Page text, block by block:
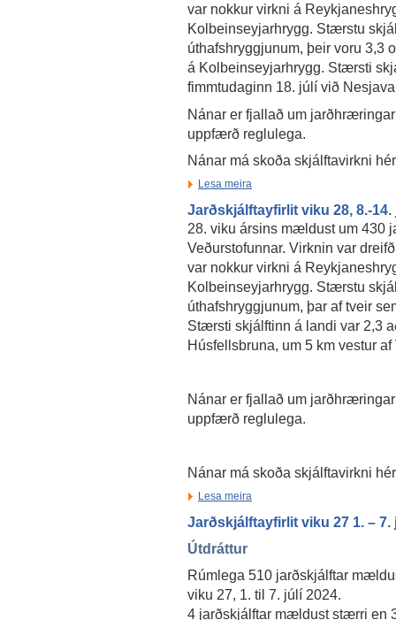
var nokkur virkni á
Kolbeinseyjarhrygg. Stærstu
úthafshryggjunum, þeir voru 3,3
á Kolbeinseyjarhrygg. Stærsti
fimmtudaginn 18. júlí við
Nánar er fjallað um
uppfærð reglulega.
Nánar má skoða skjálftavirkni
Lesa meira
Jarðskjálftayfirlit viku 28, 8.-14.
28. viku ársins mældust um 430
Veðurstofunnar. Virknin var
var nokkur virkni á
Kolbeinseyjarhrygg. Stærstu
úthafshryggjunum, þar af tveir
Stærsti skjálftinn á landi var 2,3
Húsfellsbruna, um 5 km vestur
Nánar er fjallað um
uppfærð reglulega.
Nánar má skoða skjálftavirkni
Lesa meira
Jarðskjálftayfirlit viku 27 1. – 7.
Útdráttur
Rúmlega 510 jarðskjálftar
viku 27, 1. til 7. júlí 2024.
4 jarðskjálftar mældust stærri en